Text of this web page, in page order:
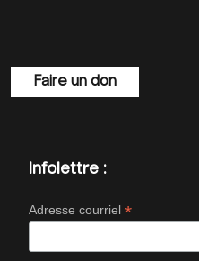
Faire un don
Infolettre :
Adresse courriel *